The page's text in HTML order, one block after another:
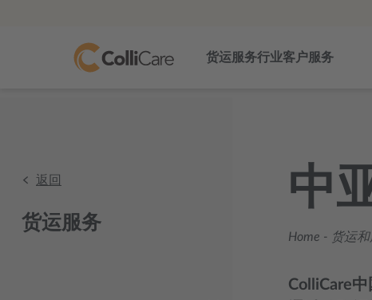
货运服务行业客户服务
返回
货运服务
中
Home - 货运
ColliCare